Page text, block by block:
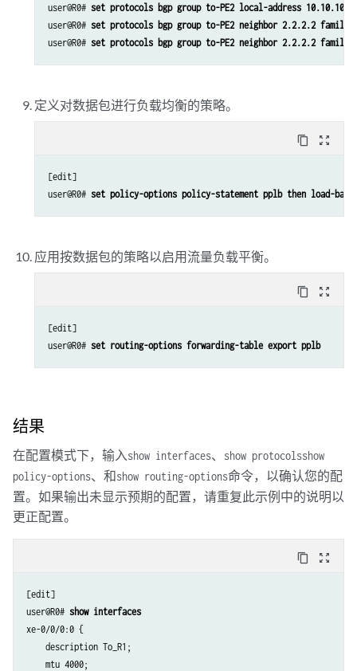
user@R0# set protocols bgp group to-PE2 local-address
user@R0# set protocols bgp group to-PE2 neighbor 2.2.2.2 family
user@R0# set protocols bgp group to-PE2 neighbor 2.2.2.2 family
定义对数据包进行负载均衡的策略。
content_copy zoom_out_map
[edit]
user@R0# set policy-options policy-statement pplb then load-
应用按数据包的策略以启用流量负载平衡。
content_copy zoom_out_map
[edit]
user@R0# set routing-options forwarding-table export pplb
结果
在配置模式下，输入show interfaces、 show protocolsshow
policy-options、和show routing-options命令，以确认您的配
置。如果输出未显示预期的配置，请重复此示例中的说明以
更正配置。
content_copy zoom_out_map
[edit]
user@R0# show interfaces
xe-0/0/0:0 {
    description To_R1;
    mtu 4000;